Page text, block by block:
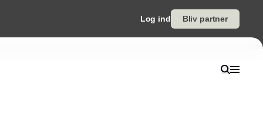
Log ind Bliv partner